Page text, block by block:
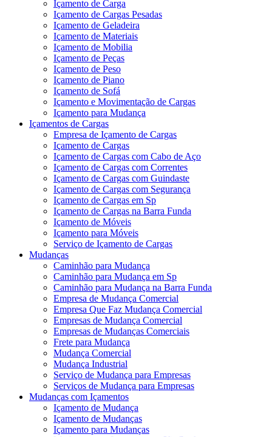
Içamento de Carga
Içamento de Cargas Pesadas
Içamento de Geladeira
Içamento de Materiais
Içamento de Mobilia
Içamento de Peças
Içamento de Peso
Içamento de Piano
Içamento de Sofá
Içamento e Movimentação de Cargas
Içamento para Mudança
Içamentos de Cargas
Empresa de Içamento de Cargas
Içamento de Cargas
Içamento de Cargas com Cabo de Aço
Içamento de Cargas com Correntes
Içamento de Cargas com Guindaste
Içamento de Cargas com Segurança
Içamento de Cargas em Sp
Içamento de Cargas na Barra Funda
Içamento de Móveis
Içamento para Móveis
Serviço de Içamento de Cargas
Mudanças
Caminhão para Mudança
Caminhão para Mudança em Sp
Caminhão para Mudança na Barra Funda
Empresa de Mudança Comercial
Empresa Que Faz Mudança Comercial
Empresas de Mudança Comercial
Empresas de Mudanças Comerciais
Frete para Mudança
Mudança Comercial
Mudança Industrial
Serviço de Mudança para Empresas
Serviços de Mudança para Empresas
Mudanças com Içamentos
Içamento de Mudança
Içamento de Mudanças
Içamento para Mudanças